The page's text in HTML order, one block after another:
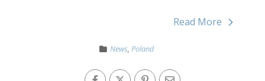
Read More
News Poland